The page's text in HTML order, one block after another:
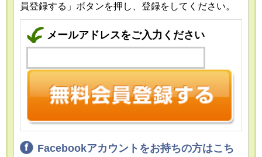
員登録する」ボタンを押し、登録をしてください。
メールアドレスをご入力ください
Facebookアカウントをお持ちの方はこち